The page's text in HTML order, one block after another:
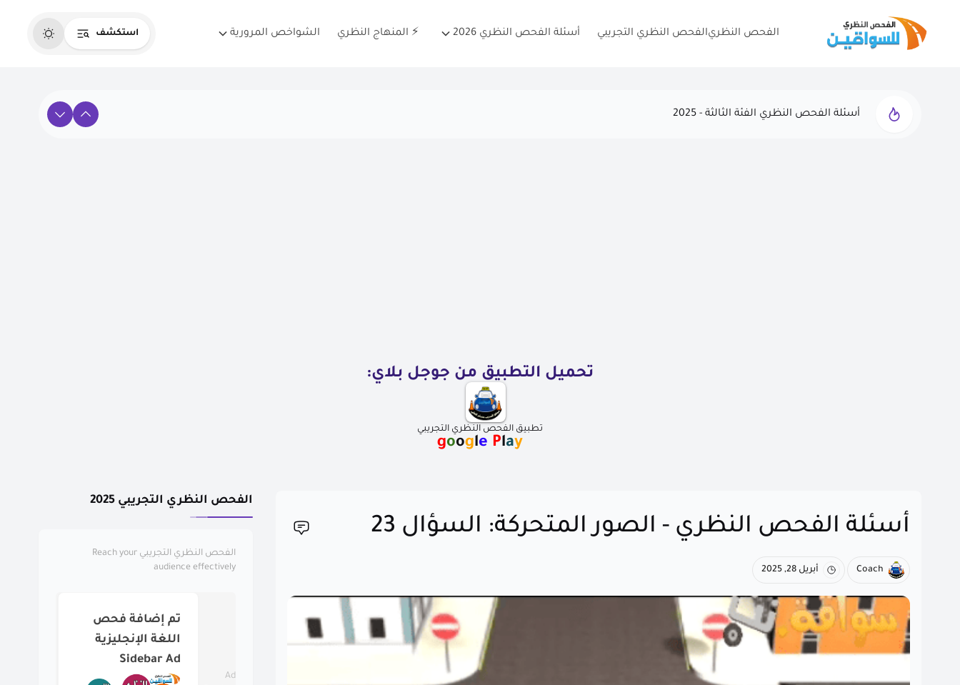
الفحص النظريالفحص النظري التجريبي أسئلة الفحص النظري 2026 ⚡ المنهاج النظري الشواخص المرورية استكشف
أسئلة الفحص النظري الفئة الثالثة - 2025
الفحص النظري التجريبي - 2025
تحميل التطبيق من جوجل بلاي:
تطبيق الفحص النظري التجريبي
google Play
أسئلة الفحص النظري - الصور المتحركة: السؤال 23
Coach أبريل 28, 2025
الفحص النظري التجريبي 2025
الفحص النظري التجريبي Reach your
audience effectively
Ad
تم إضافة فحص
اللغة الإنجليزية
Sidebar Ad